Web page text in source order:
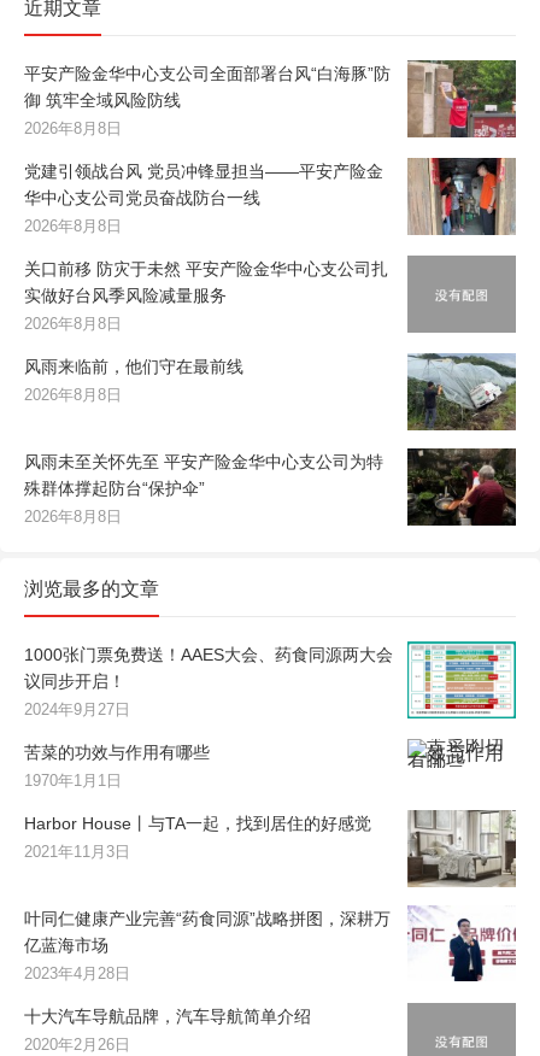
近期文章
平安产险金华中心支公司全面部署台风“白海豚”防
御 筑牢全域风险防线
2026年8月8日
党建引领战台风 党员冲锋显担当——平安产险金
华中心支公司党员奋战防台一线
2026年8月8日
关口前移 防灾于未然 平安产险金华中心支公司扎
实做好台风季风险减量服务
2026年8月8日
风雨来临前，他们守在最前线
2026年8月8日
风雨未至关怀先至 平安产险金华中心支公司为特
殊群体撑起防台“保护伞”
2026年8月8日
浏览最多的文章
1000张门票免费送！AAES大会、药食同源两大会
议同步开启！
2024年9月27日
苦菜的功效与作用有哪些
1970年1月1日
Harbor House丨与TA一起，找到居住的好感觉
2021年11月3日
叶同仁健康产业完善“药食同源”战略拼图，深耕万
亿蓝海市场
2023年4月28日
十大汽车导航品牌，汽车导航简单介绍
2020年2月26日